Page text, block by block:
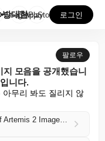
NASA, 아르테미스 2호의 방대한 이미지 모음을 공개...
GooglePlay
AppStore 로그인
팔로우
모음을 공개했습니
니다.
아무리 봐도 질리지 않
NASA Released a Massive Trove of Artemis 2 Images. Here Are Gizmodo’s Favorites